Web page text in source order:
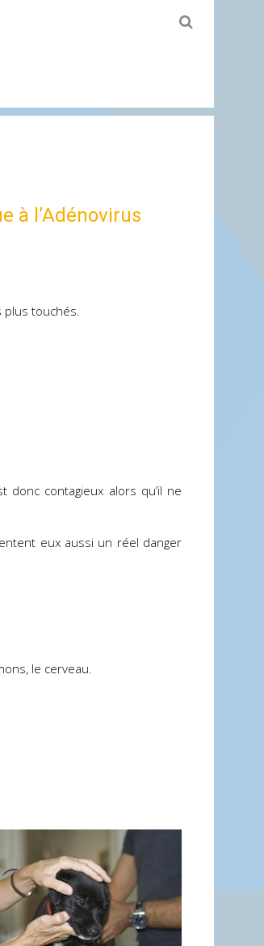
à l’Adénovirus
touchés.
contagieux alors qu’il ne
eux aussi un réel danger
le cerveau.